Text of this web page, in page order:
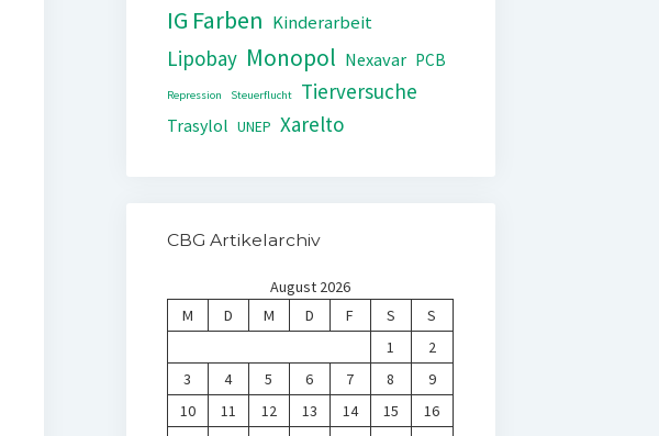
IG Farben Kinderarbeit
Lipobay Monopol Nexavar PCB
Repression Steuerflucht Tierversuche
Trasylol UNEP Xarelto
CBG Artikelarchiv
August 2026
M
D M D F S
S
1
2
3
4 5 6 7 8
9
10
11 12 13 14 15
16